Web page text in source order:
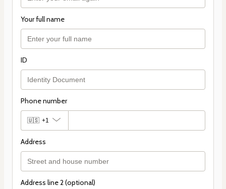
Your full name
ID
Phone number
🇺🇸 +1
Address
Address line 2 (optional)